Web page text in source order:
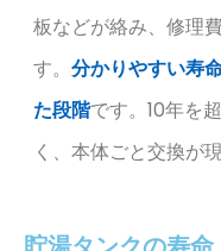
板などが絡み、修理
す。分かりやすい寿
た段階です。10年を
く、本体ごと交換が